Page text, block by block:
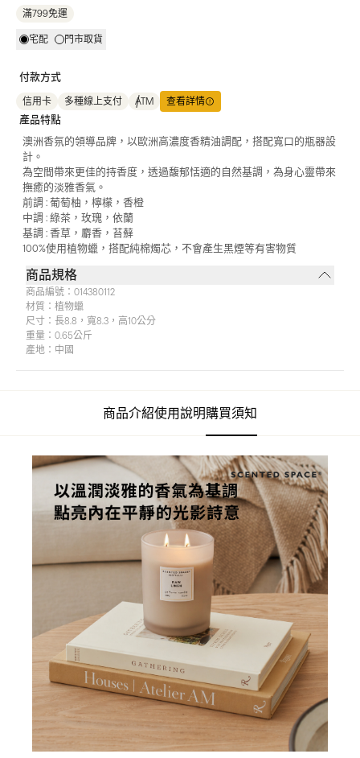
滿799免運
宅配 門市取貨
付款方式
信用卡 多種線上支付 ATM 查看詳情
產品特點
澳洲香氛的領導品牌，以歐洲高濃度香精油調配，搭配寬口的瓶器設
計。
為空間帶來更佳的持香度，透過馥郁恬適的自然基調，為身心靈帶來
撫癒的淡雅香氣。
前調 : 葡萄柚，檸檬，香橙
中調 : 綠茶，玫瑰，依蘭
基調 : 香草，麝香，苔蘚
100%使用植物蠟，搭配純棉燭芯，不會產生黑煙等有害物質
商品規格
商品編號： 014380112
材質： 植物蠟
尺寸： 長8.8，寬8.3，高10公分
重量： 0.65公斤
產地： 中國
商品介紹使用說明購買須知